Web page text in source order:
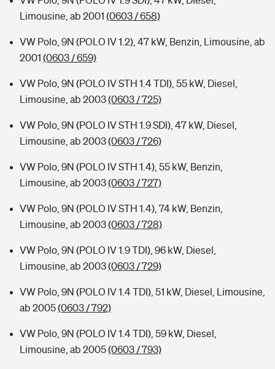
Limousine, ab 2001 (0603 / 658)
VW Polo, 9N (POLO IV 1.2), 47 kW, Benzin, Limousine, ab
2001 (0603 / 659)
VW Polo, 9N (POLO IV STH 1.4 TDI), 55 kW, Diesel,
Limousine, ab 2003(0603 / 725)
VW Polo, 9N (POLO IV STH 1.9 SDI), 47 kW, Diesel,
Limousine, ab 2003(0603 / 726)
VW Polo, 9N (POLO IV STH 1.4), 55 kW, Benzin,
Limousine, ab 2003(0603 / 727)
VW Polo, 9N (POLO IV STH 1.4), 74 kW, Benzin,
Limousine, ab 2003(0603 / 728)
VW Polo, 9N (POLO IV 1.9 TDI), 96 kW, Diesel,
Limousine, ab 2003(0603 / 729)
VW Polo, 9N (POLO IV 1.4 TDI), 51 kW, Diesel, Limousine,
ab 2005(0603 / 792)
VW Polo, 9N (POLO IV 1.4 TDI), 59 kW, Diesel,
Limousine, ab 2005(0603 / 793)